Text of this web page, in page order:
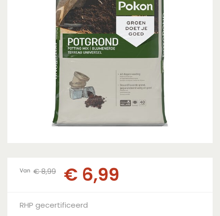
Van €8,99 € 6,99
RHP gecertificeerd